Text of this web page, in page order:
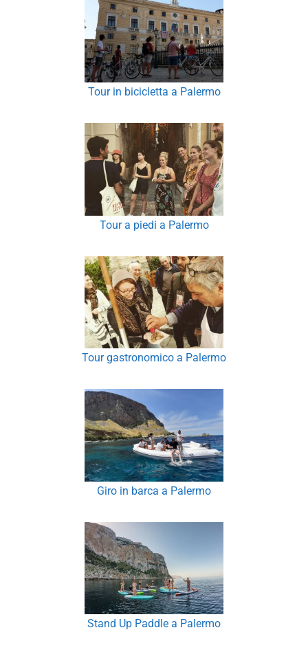
Tour in bicicletta a Palermo
Tour a piedi a Palermo
Tour gastronomico a Palermo
Giro in barca a Palermo
Stand Up Paddle a Palermo